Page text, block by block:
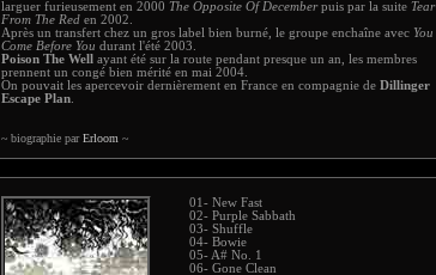
larguer furieusement en 2000 The Opposite Of Decemberpuis par la suite Tear
From The Red en 2002.
Après un transfert chez un gros label bien burné, le groupe enchaîne avec You
Come Before You durant l'été 2003.
Poison The Well ayant été sur la route pendant presque un an, les membres
prennent un congé bien mérité en mai 2004.
On pouvait les apercevoir dernièrement en France en compagnie de Dillinger
Escape Plan
~ biographie parErloom ~
01- New Fast
02- Purple Sabbath
03- Shuffle
04- Bowie
05- A# No. 1
06- Gone Clean